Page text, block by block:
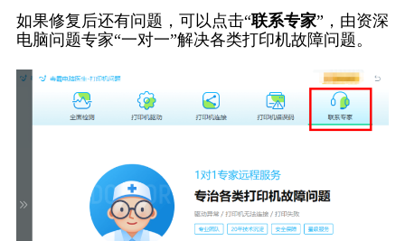
如果修复后还有问题，可以点击“联系专家”，由资深
电脑问题专家“一对一”解决各类打印机故障问题。